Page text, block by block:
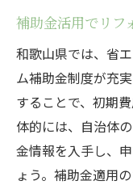
補助金活用でリフ
和歌山県では、省
ム補助金制度が充
することで、初期
体的には、自治体
金情報を入手し、
ょう。補助金適用